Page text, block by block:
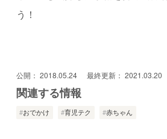
う！
公開： 2018.05.24 最終更新： 2021.03.20
関連する情報
おでかけ 育児テク 赤ちゃん